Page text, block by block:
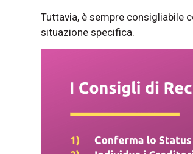
Tuttavia, è sempre consigliabile
situazione specifica.